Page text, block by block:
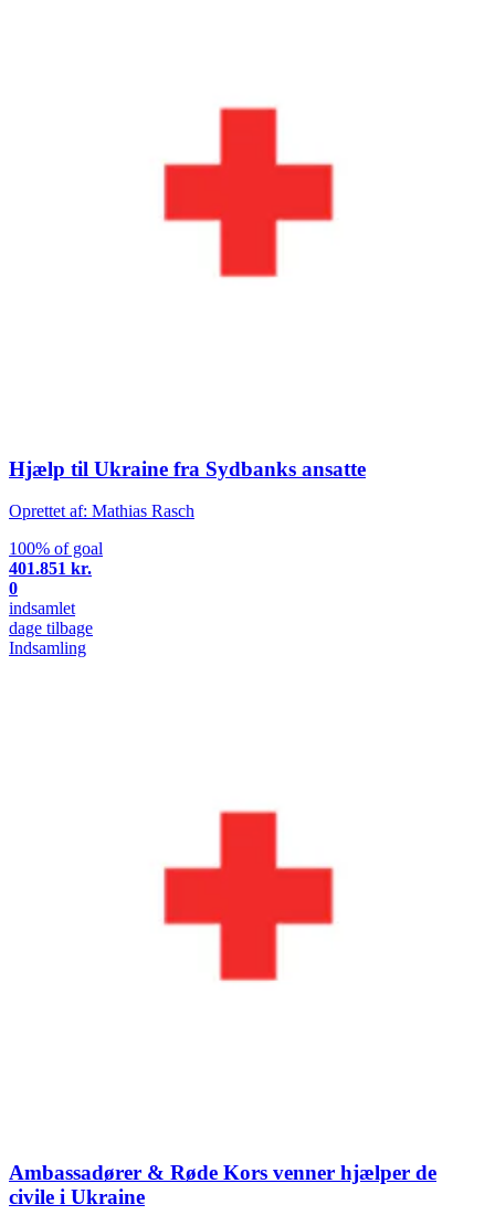
Hjælp til Ukraine fra Sydbanks ansatte
Oprettet af: Mathias Rasch
100% of goal
401.851 kr.
0
indsamlet
dage tilbage
Indsamling
Ambassadører & Røde Kors venner hjælper de
civile i Ukraine